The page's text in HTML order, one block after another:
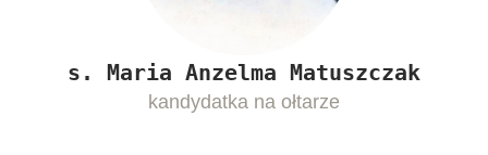
s. Maria Anzelma Matuszczak
kandydatka na ołtarze